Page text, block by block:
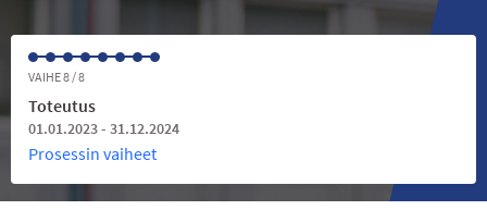
VAIHE 8 / 8
Toteutus
01.01.2023 - 31.12.2024
Prosessin vaiheet